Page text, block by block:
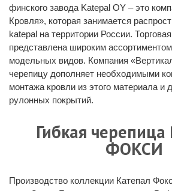
финского завода Katepal OY – это
Кровля», которая занимается
katepal на территории России.
представлена широким
модельных видов. Компания
черепицу дополняет необходимыми
монтажа кровли из этого материала и
рулонных покрытий.
Гибкая черепица
ФОКСИ
Производство коллекции Катепал